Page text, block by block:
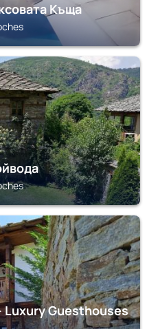
Къща
Luxury Guesthouses